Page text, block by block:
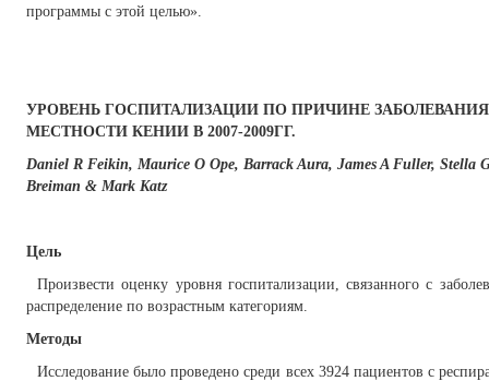
программы с этой целью».
УРОВЕНЬ ГОСПИТАЛИЗАЦИИ ПО ПРИЧИНЕ
МЕСТНОСТИ КЕНИИ В 2007-2009ГГ.
Daniel R Feikin, Maurice O Ope, Barrack Aura, James A Fuller,
Breiman & Mark Katz
Цель
Произвести оценку уровня госпитализации, связанного с
распределение по возрастным категориям.
Методы
Исследование было проведено среди всех 3924 пациентов с